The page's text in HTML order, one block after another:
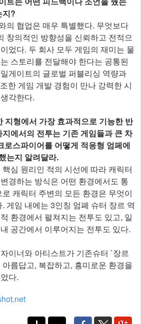
지?
의 협업은 매우 특별했다. 무엇보다
창의적인 방향성을 신뢰하고 전적으
었다. 두 회사 모두 게임의 재미는 물
스토리를 전달해야 한다는 공통된
게이트의 글로벌 퍼블리싱 역량과
한 게임 개발 경험이 만나 강력한 시
각한다.
지형에서 가장 효과적으로 기능한 반
에서의 전투는 기존 게임들과 큰 차
로스파이어를 어떻게 적응형 엄페에
는지 알려달라.
심 원리인 적의 시선에 따라 캐릭터
경하는 방식은 어떤 환경에서도 통
캐릭터 주변의 모든 환경은 무엇이
게임 내에는 3인칭 엄폐 슈터 장르 역
환경에서 펼쳐지는 전투도 있고, 일
공간에서 이루어지는 전투도 있다.
이너와 아티스트가 기존슈터 `장르
름답고, 복잡하고, 흥미로운 환경을
다.​